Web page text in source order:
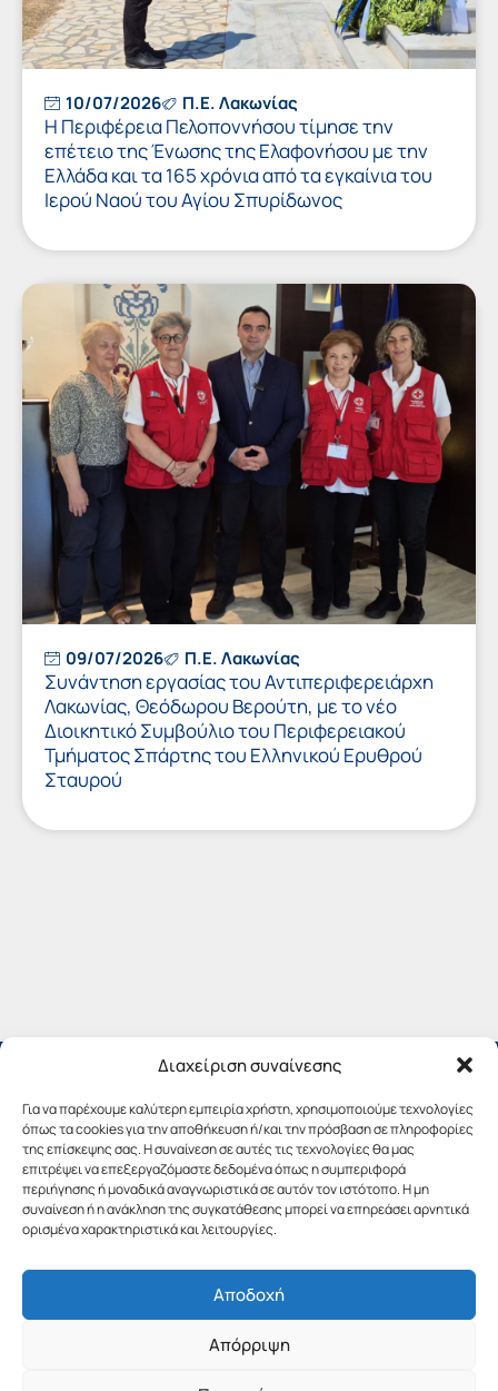
Διαχείριση συναίνεσης
Για να παρέχουμε καλύτερη εμπειρία χρήστη, χρησιμοποιούμε τεχνολογίες
όπως τα cookies για την αποθήκευση ή/και την πρόσβαση σε πληροφορίες
της επίσκεψης σας. Η συναίνεση σε αυτές τις τεχνολογίες θα μας
επιτρέψει να επεξεργαζόμαστε δεδομένα όπως η συμπεριφορά
περιήγησης ή μοναδικά αναγνωριστικά σε αυτόν τον ιστότοπο. Η μη
συναίνεση ή η ανάκληση της συγκατάθεσης μπορεί να επηρεάσει αρνητικά
ορισμένα χαρακτηριστικά και λειτουργίες.
Αποδοχή
Απόρριψη
10/07/2026 Π.Ε. Λακωνίας
Η Περιφέρεια Πελοποννήσου τίμησε την
επέτειο της Ένωσης της Ελαφονήσου με την
Ελλάδα και τα 165 χρόνια από τα εγκαίνια του
Ιερού Ναού του Αγίου Σπυρίδωνος
09/07/2026 Π.Ε. Λακωνίας
Συνάντηση εργασίας του Αντιπεριφερειάρχη
Λακωνίας, Θεόδωρου Βερούτη, με το νέο
Διοικητικό Συμβούλιο του Περιφερειακού
Τμήματος Σπάρτης του Ελληνικού Ερυθρού
Σταυρού
Copyright © 2019 Περιφέρεια Πελοποννήσου.
Σχεδιασμός & Υλοποίηση από την